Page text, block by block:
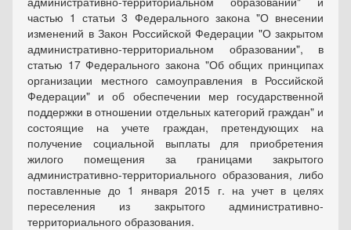
частью 1 статьи 3 Федерального закона "О внесении
изменений в Закон Российской Федерации "О закрытом
административно-территориальном образовании", в
статью 17 Федерального закона "Об общих принципах
организации местного самоуправления в Российской
Федерации" и об обеспечении мер государственной
поддержки в отношении отдельных категорий граждан" и
состоящие на учете граждан, претендующих на
получение социальной выплаты для приобретения
жилого помещения за границами закрытого
административно-территориального образования, либо
поставленные до 1 января 2015 г. на учет в целях
переселения из закрытого административно-
территориального образования.